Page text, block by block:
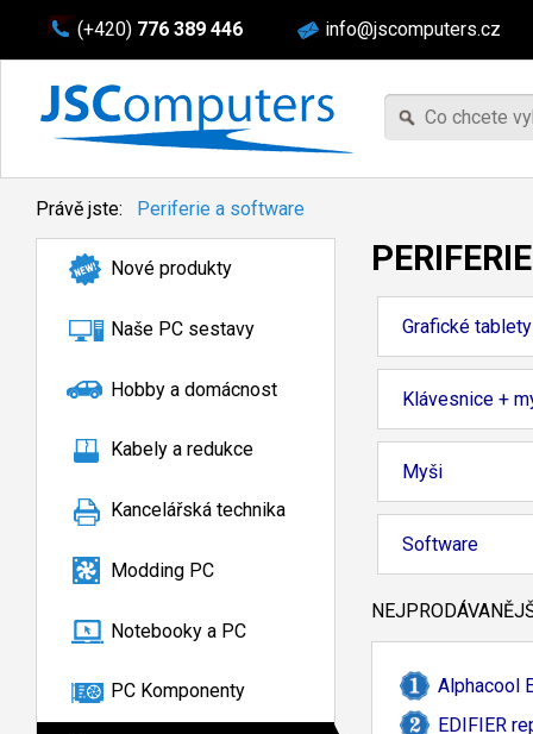
(+420) 776 389 446 info@jscomputers.cz
Právě jste: Periferie a software
Nové produkty
Naše PC sestavy
Hobby a domácnost
Kabely a redukce
Kancelářská technika
Modding PC
Notebooky a PC
PC Komponenty
Grafické tablety
Klávesnice +
Myši
Software
Alphacool
EDIFIER